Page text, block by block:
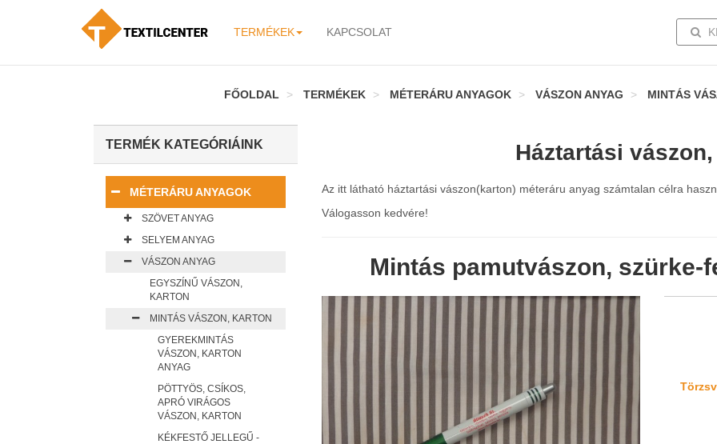
TERMÉKEK KAPCSOLAT
FŐOLDAL TERMÉKEK MÉTERÁRU ANYAGOK VÁSZON ANYAG MINTÁS
Háztartási
Az itt látható háztartási vászon(karton) méteráru anyag számtalan célra
Válogasson kedvére!
Mintás pamutvászon, szürke-
TERMÉK KATEGÓRIÁINK
MÉTERÁRU ANYAGOK
SZÖVET ANYAG
SELYEM ANYAG
VÁSZON ANYAG
EGYSZÍNŰ VÁSZON,
KARTON
MINTÁS VÁSZON, KARTON
GYEREKMINTÁS
VÁSZON, KARTON
ANYAG
PÖTTYÖS, CSÍKOS,
APRÓ VIRÁGOS
VÁSZON, KARTON
KÉKFESTŐ JELLEGŰ -